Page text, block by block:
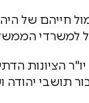
חייהם של
למשרדי
הציונות
יהודה